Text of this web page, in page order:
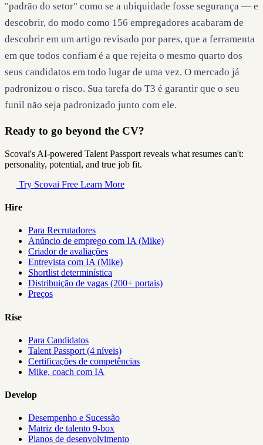
"padrão do setor" como se a ubiquidade fosse segurança — e
descobrir, do modo como 156 empregadores acabaram de
descobrir em um artigo revisado por pares, que a ferramenta
em que todos confiam é a que rejeita o mesmo quarto dos
seus candidatos em todo lugar de uma vez. O mercado já
padronizou o risco. Sua tarefa do T3 é garantir que o seu
funil não seja padronizado junto com ele.
Ready to go beyond the CV?
Scovai's AI-powered Talent Passport reveals what resumes can't:
personality, potential, and true job fit.
Try Scovai Free Learn More
Hire
Para Recrutadores
Anúncio de emprego com IA (Mike)
Criador de avaliações
Entrevista com IA (Mike)
Shortlist determinística
Distribuição de vagas (200+ portais)
Preços
Rise
Para Candidatos
Talent Passport (4 níveis)
Certificações de competências
Mike, coach com IA
Develop
Desempenho e Sucessão
Matriz de talento 9-box
Planos de desenvolvimento